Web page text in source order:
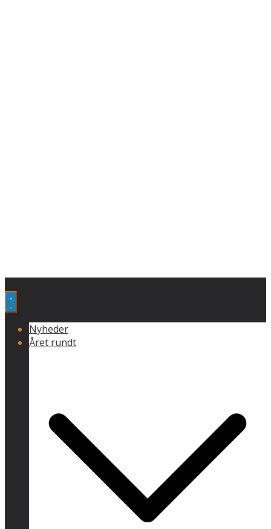
Nyheder
Året rundt